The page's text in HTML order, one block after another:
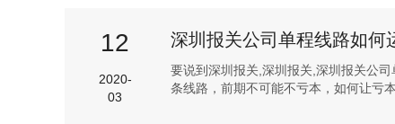
12
2020-
03
深圳报关公司单程线路如何
要说到深圳报关,深圳报关,深圳报关公
条线路，前期不可能不亏本，如何让亏